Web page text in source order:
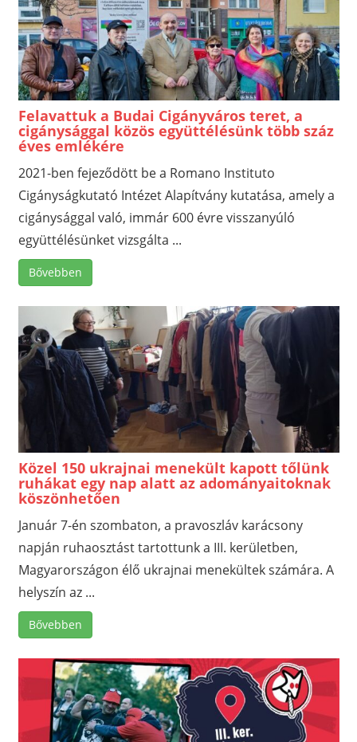
Felavattuk a Budai Cigányváros teret, a
cigánysággal közös együttélésünk több száz
éves emlékére
2021-ben fejeződött be a Romano Instituto
Cigányságkutató Intézet Alapítvány kutatása, amely a
cigánysággal való, immár 600 évre visszanyúló
együttélésünket vizsgálta ...
Bővebben
Közel 150 ukrajnai menekült kapott tőlünk
ruhákat egy nap alatt az adományaitoknak
köszönhetően
Január 7-én szombaton, a pravoszláv karácsony
napján ruhaosztást tartottunk a III. kerületben,
Magyarországon élő ukrajnai menekültek számára. A
helyszín az ...
Bővebben